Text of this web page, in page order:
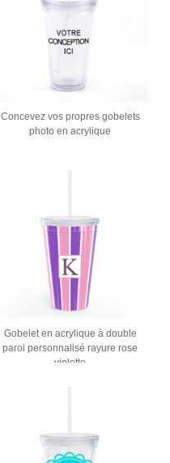
Concevez vos propres gobelets
photo en acrylique
Gobelet en acrylique à double
paroi personnalisé rayure rose
violette